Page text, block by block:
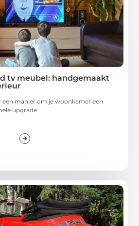
tv meubel: handgemaakt
een manier om je woonkamer een
upgrade